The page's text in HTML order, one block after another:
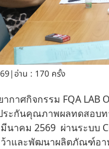
|อ่าน : 170 ครั้ง
กาศกิจกรรม FQA LAB
ะกันคุณภาพผลทดสอบท
นาคม 2569 ผ่านระบบ
าและพัฒนาผลิตภัณฑ์อา